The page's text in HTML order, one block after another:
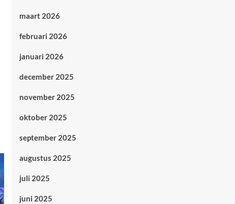
maart 2026
februari 2026
januari 2026
december 2025
november 2025
oktober 2025
september 2025
augustus 2025
juli 2025
juni 2025